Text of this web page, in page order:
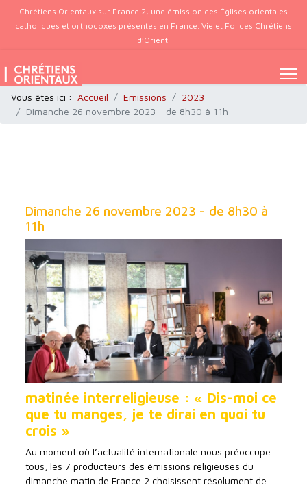
Chrétiens Orientaux sur France 2, une émission des Églises orientales
catholiques et orthodoxes présentes en France. Vie et Foi des Chrétiens
d’Orient.
Vous êtes ici : Accueil Emissions
2023
Dimanche 26 novembre 2023 - de 8h30 à 11h
Dimanche 26 novembre 2023 - de 8h30 à
11h
matinée interreligieuse : « Dis-moi ce
que tu manges, je te dirai en quoi tu
crois »
Au moment où l’actualité internationale nous préoccupe
tous, les 7 producteurs des émissions religieuses du
dimanche matin de France 2 choisissent résolument de